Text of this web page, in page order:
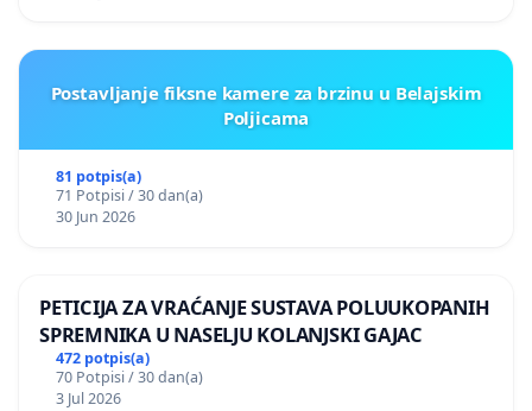
Postavljanje fiksne kamere za brzinu u Belajskim
Poljicama
81 potpis(a)
71 Potpisi / 30 dan(a)
30 Jun 2026
PETICIJA ZA VRAĆANJE SUSTAVA POLUUKOPANIH
SPREMNIKA U NASELJU KOLANJSKI GAJAC
472 potpis(a)
70 Potpisi / 30 dan(a)
3 Jul 2026